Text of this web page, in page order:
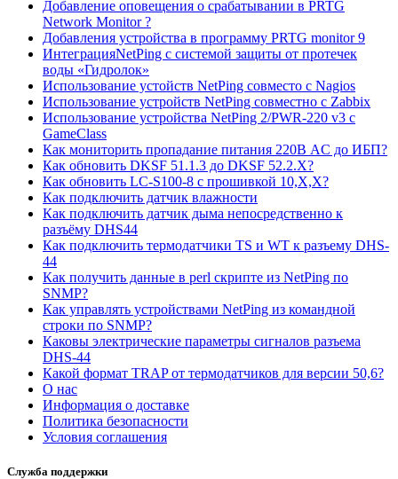
Добавление оповещения о срабатывании в PRTG
Network Monitor ?
Добавления устройства в программу PRTG monitor 9
ИнтеграцияNetPing с системой защиты от протечек
воды «Гидролок»
Использование устойств NetPing совместо с Nagios
Использование устройств NetPing совместно с Zabbix
Использование устройства NetPing 2/PWR-220 v3 с
GameClass
Как мониторить пропадание питания 220В AC до ИБП?
Как обновить DKSF 51.1.3 до DKSF 52.2.X?
Как обновить LC-S100-8 с прошивкой 10,Х,Х?
Как подключить датчик влажности
Как подключить датчик дыма непосредственно к
разъёму DHS44
Как подключить термодатчики TS и WT к разъему DHS-
44
Как получить данные в perl скрипте из NetPing по
SNMP?
Как управлять устройствами NetPing из командной
строки по SNMP?
Каковы электрические параметры сигналов разъема
DHS-44
Какой формат TRAP от термодатчиков для версии 50,6?
О нас
Информация о доставке
Политика безопасности
Условия соглашения
Служба поддержки